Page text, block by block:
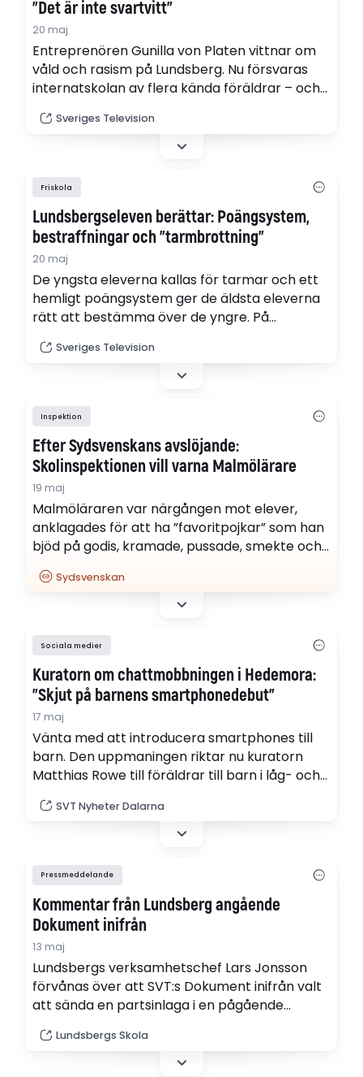
”Det är inte svartvitt”
20 maj
Entreprenören Gunilla von Platen vittnar om
våld och rasism på Lundsberg. Nu försvaras
internatskolan av flera kända föräldrar – och
imponerad", säger författaren Camilla
Läckberg i en intervju med P4 Extra.
Sveriges Television
Friskola
Lundsbergseleven berättar: Poängsystem,
bestraffningar och ”tarmbrottning”
20 maj
De yngsta eleverna kallas för tarmar och ett
hemligt poängsystem ger de äldsta eleverna
rätt att bestämma över de yngre. På
med inofficiella regler och bestraffningar.
Sveriges Television
Inspektion
Efter Sydsvenskans avslöjande:
Skolinspektionen vill varna Malmölärare
19 maj
Malmöläraren var närgången mot elever,
anklagades för att ha ”favoritpojkar” som han
bjöd på godis, kramade, pussade, smekte och
filmade. Nu vill Skolinspektionen att läraren
varnas av Lärarnas ansvarsnämnd.
Sydsvenskan
Sociala medier
Kuratorn om chattmobbningen i Hedemora:
”Skjut på barnens smartphonedebut”
17 maj
Vänta med att introducera smartphones till
barn. Den uppmaningen riktar nu kuratorn
Matthias Rowe till föräldrar till barn i låg- och
Hedemora där chattgrupper med allt från
kränkningar till mordhot barn emellan
SVT Nyheter Dalarna
Pressmeddelande
Kommentar från Lundsberg angående
Dokument inifrån
13 maj
Lundsbergs verksamhetschef Lars Jonsson
förvånas över att SVT:s Dokument inifrån valt
att sända en partsinlaga i en pågående
från den bild tingsrätten tidigare gett av de
händelser som återges. Han förvånas även
Lundsbergs Skola